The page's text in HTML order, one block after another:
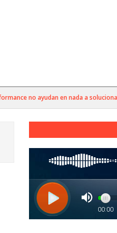
no ayudan en nada a solucionar